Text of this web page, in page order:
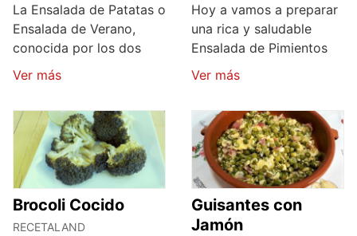
La Ensalada de Patatas o
Ensalada de Verano,
conocida por los dos
Ver más
Hoy a vamos a preparar
una rica y saludable
Ensalada de Pimientos
Ver más
Brocoli Cocido
RECETALAND
Guisantes con
Jamón